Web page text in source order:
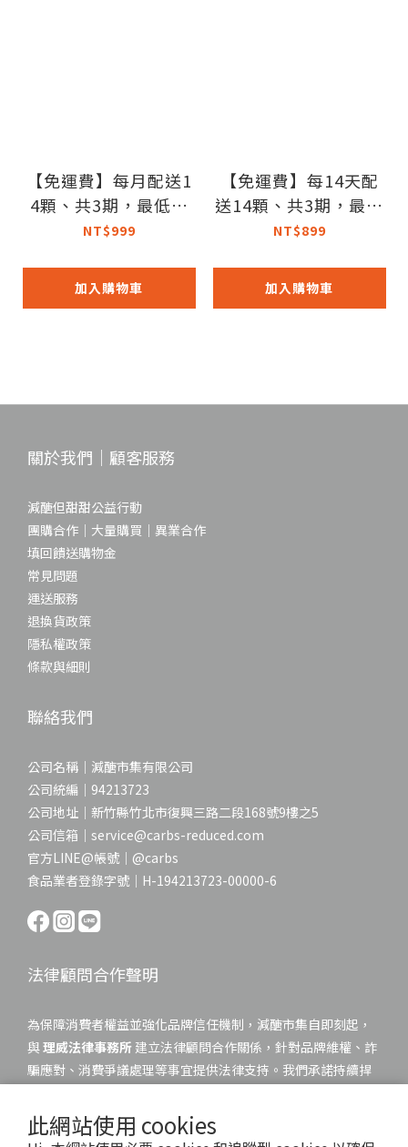
此網站使用 cookies
【免運費】每月配送1
4顆、共3期，最低每
期$799｜減醣貝果訂
NT$999
加入購物車
【免運費】每14天配
送14顆、共3期，最低
每期$699｜減醣貝果
NT$899
加入購物車
關於我們｜顧客服務
減醣但甜甜公益行動
團購合作｜大量購買｜異業合作
填回饋送購物金
常見問題
運送服務
退換貨政策
隱私權政策
條款與細則
聯絡我們
公司名稱｜減醣市集有限公司
公司統編｜94213723
公司地址｜新竹縣竹北市復興三路二段168號9樓之5
公司信箱｜service@carbs-reduced.com
官方LINE@帳號｜@carbs
食品業者登錄字號｜H-194213723-00000-6
法律顧問合作聲明
為保障消費者權益並強化品牌信任機制，減醣市集自即刻起，
與理威法律事務所 建立法律顧問合作關係，針對品牌維權、詐
騙應對、消費爭議處理等事宜提供法律支持。我們承諾持續捍
詐騙的不法行為。